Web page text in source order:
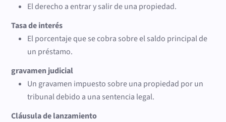
El derecho a entrar y salir de una propiedad.
Tasa de interés
El porcentaje que se cobra sobre el saldo principal de
un préstamo.
gravamen judicial
Un gravamen impuesto sobre una propiedad por un
tribunal debido a una sentencia legal.
Cláusula de lanzamiento